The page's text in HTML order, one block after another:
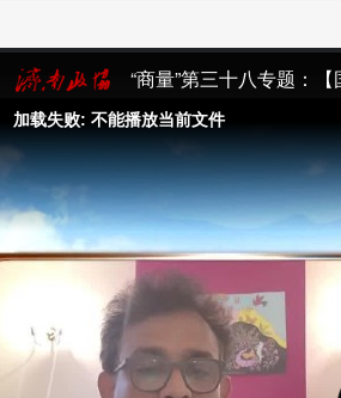
“商量”第三十八专题：
加载失败: 不能播放当前文件